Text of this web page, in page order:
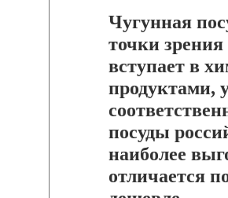
Чугунная
точки
вступает в
продуктами,
посуды
наиболее
отличается